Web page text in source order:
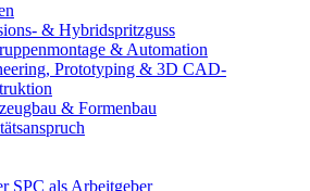
& Hybridspritzguss
& Automation
Prototyping & 3D CAD-
& Formenbau
SPC als Arbeitgeber